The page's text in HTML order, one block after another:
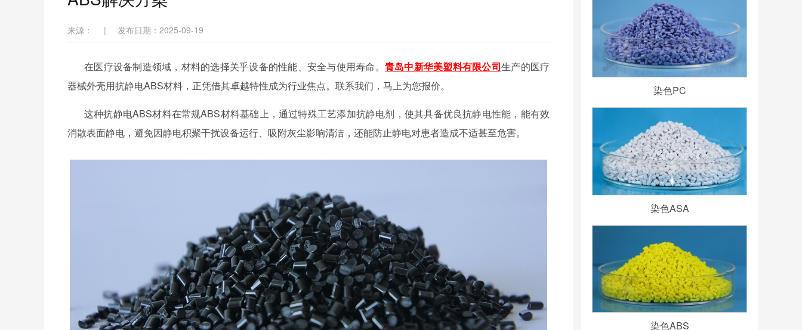
来源： | 发布日期：2025-09-19
在医疗设备制造领域，材料的选择关乎设备的性能、安全与使用寿命。 青岛中新华美塑料有限公司生产的医疗
器械外壳用抗静电ABS材料，正凭借其卓越特性成为行业焦点。 联系我们，马上为您报价。
这种抗静电ABS材料在常规ABS材料基础上，通过特殊工艺添加抗静电剂，使其具备优良抗静电性能，能有效
消散表面静电，避免因静电积聚干扰设备运行、吸附灰尘影响清洁，还能防止静电对患者造成不适甚至危害。
染色PC
染色ASA
染色ABS